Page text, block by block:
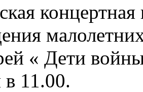
« Дети
в 11.00.